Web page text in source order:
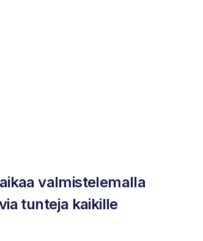
valmistelemalla
tunteja kaikille